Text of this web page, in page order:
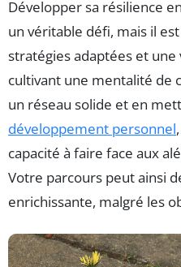
Développer sa résilience
un véritable défi, mais il
stratégies adaptées et une
cultivant une mentalité de
un réseau solide et en
développement personnel
capacité à faire face aux
Votre parcours peut ainsi
enrichissante, malgré les